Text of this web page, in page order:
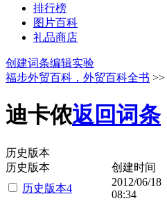
排行榜
图片百科
礼品商店
创建词条编辑实验
福步外贸百科，外贸百科全书 >>
迪卡侬返回词条
历史版本
历史版本
创建时间
历史版本4
2012/06/18
08:34